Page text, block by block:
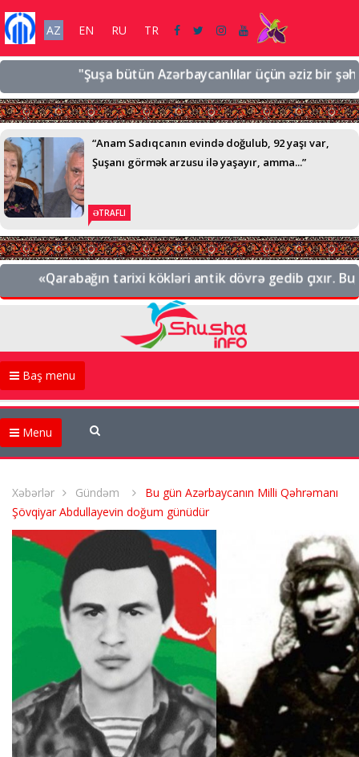
AZ EN RU TR
"Şuşa bütün Azərbaycanlılar üçün əziz bir
“Anam Sadıqcanın evində doğulub, 92 yaşı var,
Şuşanı görmək arzusu ilə yaşayır, amma...”
ƏTRAFLI
«Qarabağın tarixi kökləri antik dövrə gedib çıxır. Bu,
Baş menu
Menu
Xəbərlər Gündəm
Bu gün Azərbaycanın Milli Qəhrəmanı
Şövqiyar Abdullayevin doğum günüdür